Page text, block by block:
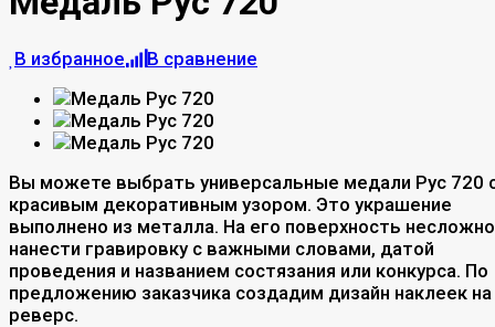
В избранное В сравнение
Вы можете выбрать универсальные медали Рус 720
красивым декоративным узором. Это украшение
выполнено из металла. На его поверхность несложно
нанести гравировку с важными словами, датой
проведения и названием состязания или конкурса. По
предложению заказчика создадим дизайн наклеек на
реверс.